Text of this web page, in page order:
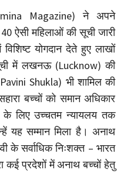
Magazine) ने अपने
ऐसी महिलाओं की सूची जारी
योगदान देते हुए लाखों
में लखनऊ (Lucknow) की
Shukla) भी शामिल की
बच्चों को समान अधिकार
के लिए उच्चतम न्यायलय तक
यह सम्मान मिला है। अनाथ
के सर्वाधिक निःशक्त – भारत
कई प्रदेशों में अनाथ बच्चों हेतु